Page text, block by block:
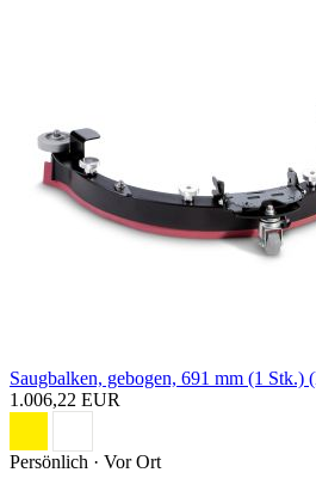
Saugbalken, gebogen, 691 mm (1 Stk.)
1.006,22 EUR
Persönlich · Vor Ort